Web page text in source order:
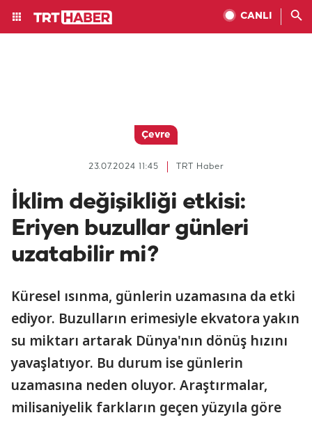
CANLI
Çevre
TRT Haber
23.07.2024 11:45
İklim değişikliği etkisi:
Eriyen buzullar günleri
uzatabilir mi?
Küresel ısınma, günlerin uzamasına da etki
ediyor. Buzulların erimesiyle ekvatora yakın
su miktarı artarak Dünya'nın dönüş hızını
yavaşlatıyor. Bu durum ise günlerin
uzamasına neden oluyor. Araştırmalar,
milisaniyelik farkların geçen yüzyıla göre